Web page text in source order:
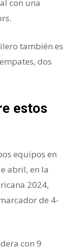
con una
también es
dos
estos
equipos en
abril, en la
2024,
de 4-
con 9